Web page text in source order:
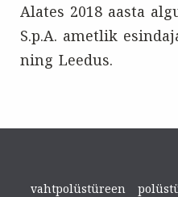
Alates 2018 aasta
S.p.A. ametlik
ning Leedus.
vahtpolüstüreen